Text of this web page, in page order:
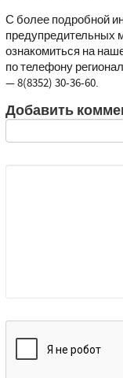
С более подробной
предупредительных
ознакомиться на
по телефону
— 8(8352) 30-36-60.
Добавить